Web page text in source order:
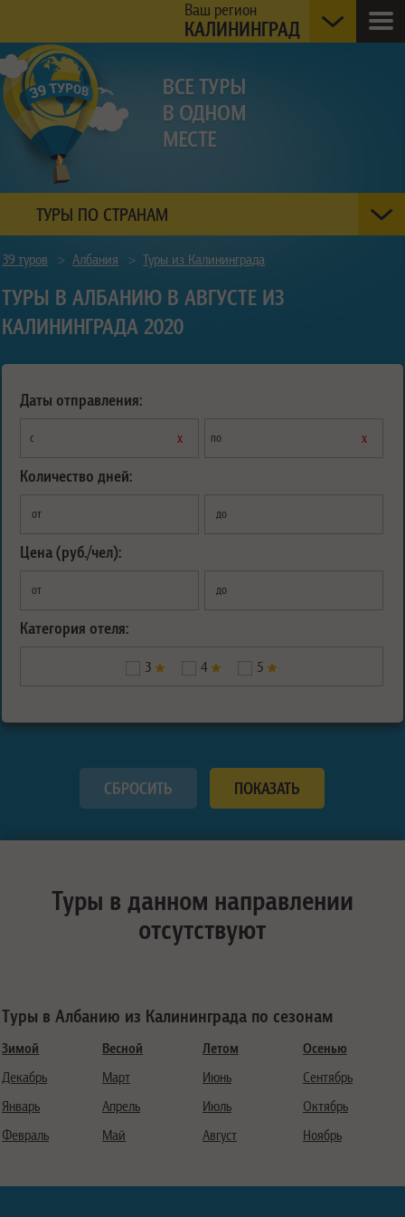
Ваш регион
КАЛИНИНГРАД
ТУРЫ ПО СТРАНАМ
39 туров > Албания > Туры из Калининграда
ТУРЫ В АЛБАНИЮ В АВГУСТЕ ИЗ
КАЛИНИНГРАДА 2020
Даты отправления:
с х по х
Количество дней:
от до
Цена (руб./чел):
от до
Категория отеля:
3 4 5
Туры в данном направлении
отсутствуют
Туры в Албанию из Калининграда по сезонам
Зимой
Декабрь
Январь
Февраль
Весной
Март
Апрель
Май
Летом
Июнь
Июль
Август
Осенью
Сентябрь
Октябрь
Ноябрь